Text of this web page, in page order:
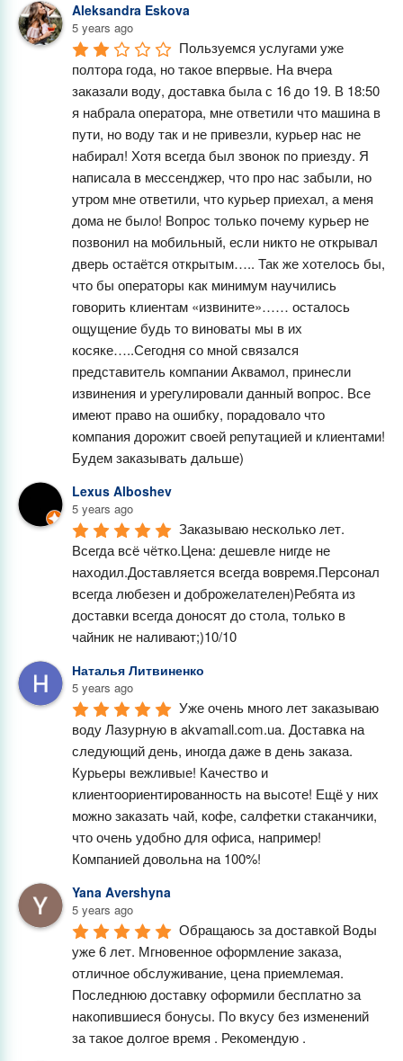
Aleksandra Eskova
5 years ago
Пользуемся услугами уже
полтора года, но такое впервые. На вчера
заказали воду, доставка была с 16 до 19. В 18:50
я набрала оператора, мне ответили что машина в
пути, но воду так и не привезли, курьер нас не
набирал! Хотя всегда был звонок по приезду. Я
написала в мессенджер, что про нас забыли, но
утром мне ответили, что курьер приехал, а меня
дома не было! Вопрос только почему курьер не
позвонил на мобильный, если никто не открывал
дверь остаётся открытым….. Так же хотелось бы,
что бы операторы как минимум научились
говорить клиентам «извините»…… осталось
ощущение будь то виноваты мы в их
косяке…..Сегодня со мной связался
представитель компании Аквамол, принесли
извинения и урегулировали данный вопрос. Все
имеют право на ошибку, порадовало что
компания дорожит своей репутацией и клиентами!
Будем заказывать дальше)
Lexus Alboshev
5 years ago
Заказываю несколько лет.
Всегда всё чётко.Цена: дешевле нигде не
находил.Доставляется всегда вовремя.Персонал
всегда любезен и доброжелателен)Ребята из
доставки всегда доносят до стола, только в
чайник не наливают;)10/10
Наталья Литвиненко
5 years ago
Уже очень много лет заказываю
воду Лазурную в akvamall.com.ua. Доставка на
следующий день, иногда даже в день заказа.
Курьеры вежливые! Качество и
клиентоориентированность на высоте! Ещё у них
можно заказать чай, кофе, салфетки стаканчики,
что очень удобно для офиса, например!
Компанией довольна на 100%!
Yana Avershyna
5 years ago
Обращаюсь за доставкой Воды
уже 6 лет. Мгновенное оформление заказа,
отличное обслуживание, цена приемлемая.
Последнюю доставку оформили бесплатно за
накопившиеся бонусы. По вкусу без изменений
за такое долгое время . Рекомендую .